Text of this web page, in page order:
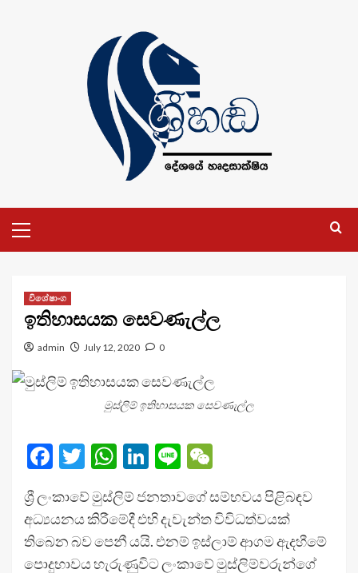
Menu
විශේෂාංග
ඉතිහාසයක සෙවණැල්ල
admin July 12, 2020 0
මුස්ලිම් ඉතිහාසයක සෙවණැල්ල
Facebook
Twitter
WhatsApp
LinkedIn
Line
ශ්‍රී ලංකාවේ මුස්ලිම් ජනතාවගේ සම්භවය පිළිබඳව
අධ්‍යයනය කිරීමේදී එහි දැවැන්ත විවිධත්වයක්
තිබෙන බව පෙනී යයි. එනම් ඉස්ලාම් ආගම ඇදහීමේ
පොදුභාවය හැරුණුවිට ලංකාවේ මුස්ලිම්වරුන්ගේ